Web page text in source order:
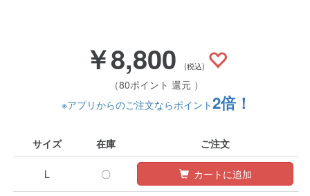
￥8,800 (税込)
（80ポイント 還元 ）
※アプリからのご注文ならポイント2倍！
サイズ 在庫 ご注文
L 〇 カートに追加